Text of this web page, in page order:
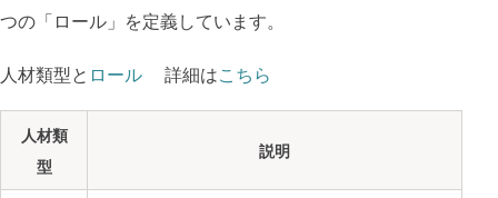
つの「ロール」を定義しています。
人材類型と ロール 詳細はこちら
人材類
型
説明